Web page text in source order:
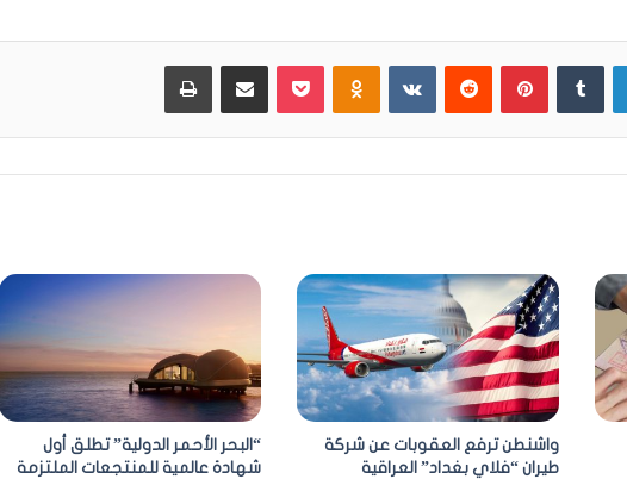
لينكدإن بينتيريست Odnoklassniki
بوكيت مشاركة عبر البريد طباعة
واشنطن ترفع العقوبات عن شركة
طيران “فلاي بغداد” العراقية
“البحر الأحمر الدولية” تطلق أول
شهادة عالمية للمنتجعات الملتزمة